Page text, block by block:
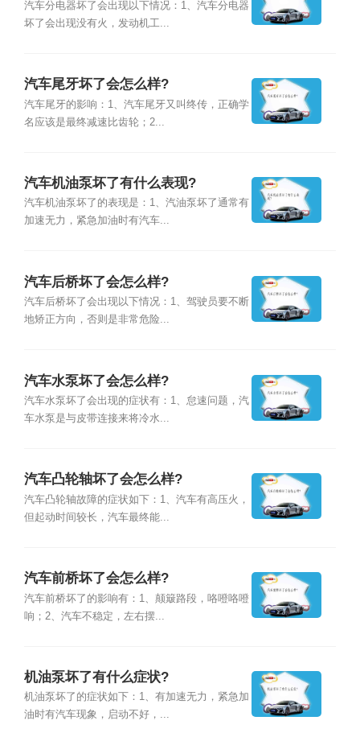
汽车分电器坏了会出现以下情况：1、汽车分电器
坏了会出现没有火，发动机工...
汽车尾牙坏了会怎么样?
汽车尾牙的影响：1、汽车尾牙又叫终传，正确学
名应该是最终减速比齿轮；2...
汽车机油泵坏了有什么表现?
汽车机油泵坏了的表现是：1、汽油泵坏了通常有
加速无力，紧急加油时有汽车...
汽车后桥坏了会怎么样?
汽车后桥坏了会出现以下情况：1、驾驶员要不断
地矫正方向，否则是非常危险...
汽车水泵坏了会怎么样?
汽车水泵坏了会出现的症状有：1、怠速问题，汽
车水泵是与皮带连接来将冷水...
汽车凸轮轴坏了会怎么样?
汽车凸轮轴故障的症状如下：1、汽车有高压火，
但起动时间较长，汽车最终能...
汽车前桥坏了会怎么样?
汽车前桥坏了的影响有：1、颠簸路段，咯噔咯噔
响；2、汽车不稳定，左右摆...
机油泵坏了有什么症状?
机油泵坏了的症状如下：1、有加速无力，紧急加
油时有汽车现象，启动不好，...